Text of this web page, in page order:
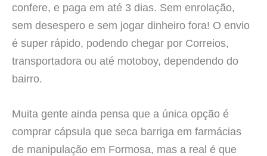
confere, e paga em até 3 dias. Sem enrolação,
sem desespero e sem jogar dinheiro fora! O envio
é super rápido, podendo chegar por Correios,
transportadora ou até motoboy, dependendo do
bairro.
Muita gente ainda pensa que a única opção é
comprar cápsula que seca barriga em farmácias
de manipulação em Formosa, mas a real é que